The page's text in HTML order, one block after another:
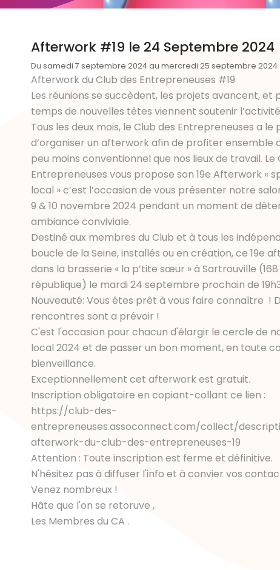
Afterwork #19 le 24 Septembre 2024
Du samedi 7 septembre 2024 au mercredi 25 septembre 2024
Afterwork du Club des Entrepreneuses #19
Les réunions se succèdent, les projets avancent, et
temps de nouvelles têtes viennent soutenir
Tous les deux mois, le Club des Entrepreneuses a le
d’organiser un afterwork afin de profiter ensemble
peu moins conventionnel que nos lieux de travail. Le
Entrepreneuses vous propose son 19e Afterwork «
local » c’est l’occasion de vous présenter notre
9 & 10 novembre 2024 pendant un moment de
ambiance conviviale.
Destiné aux membres du Club et à tous les
boucle de la Seine, installés ou en création, ce 19e
dans la brasserie « la p’tite sœur » à Sartrouville
république) le mardi 24 septembre prochain de
Nouveauté: Vous êtes prêt à vous faire connaître !
rencontres sont a prévoir !
C'est l'occasion pour chacun d'élargir le cercle de
local 2024 et de passer un bon moment, en toute
bienveillance.
Exceptionnellement cet afterwork est gratuit.
Inscription obligatoire en copiant-collant ce lien :
https://club-des-
entrepreneuses.assoconnect.com/collect/
afterwork-du-club-des-entrepreneuses-19
Attention : Toute inscription est ferme et définitive.
N'hésitez pas à diffuser l'info et à convier vos
Venez nombreux !
Hâte que l'on se retoruve ,
Les Membres du CA .